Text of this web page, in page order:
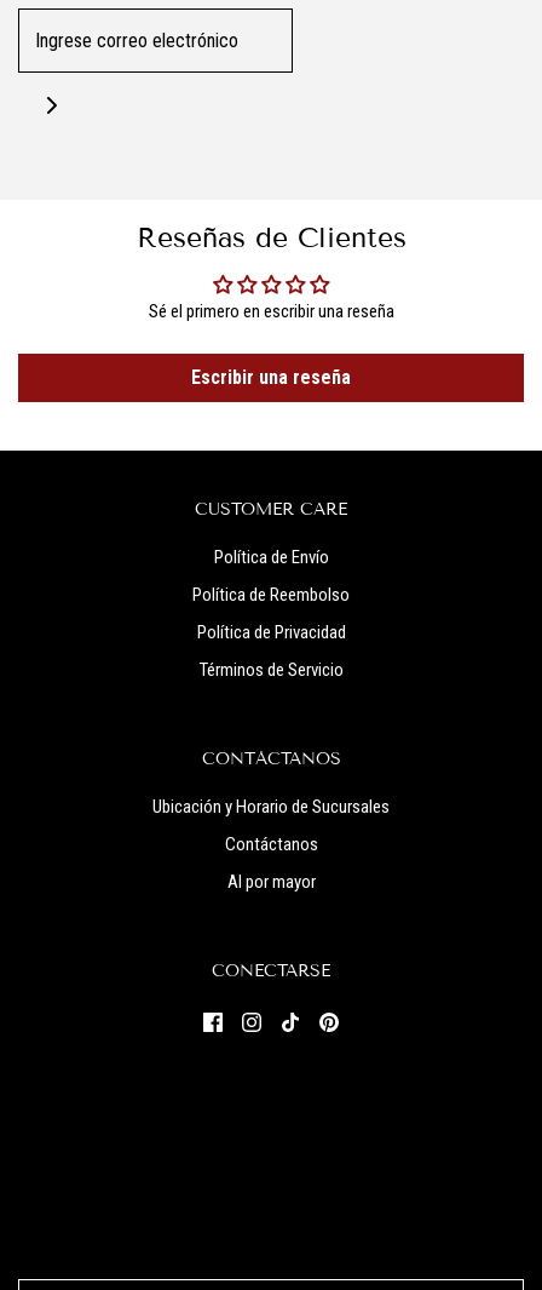
Reseñas de Clientes
Sé el primero en escribir una reseña
Escribir una reseña
CUSTOMER CARE
Política de Envío
Política de Reembolso
Política de Privacidad
Términos de Servicio
CONTÁCTANOS
Ubicación y Horario de Sucursales
Contáctanos
Al por mayor
CONECTARSE